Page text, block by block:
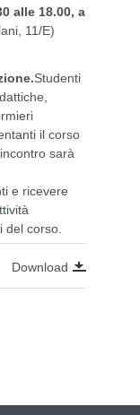
alle 18.00, a
11/E)
Studenti
il corso
sarà
e ricevere
del corso.
Download